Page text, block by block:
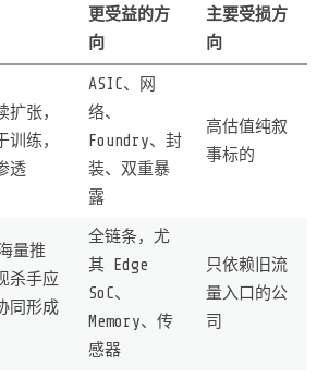
更受益的方
向
主要受损方
向
张，
练，
透
ASIC、网
络、
Foundry、封
装、双重暴
露
高估值纯叙
事标的
量推
杀手应
同形成
全链条，尤
其 Edge
SoC、
Memory、传
感器
只依赖旧流
量入口的公
司